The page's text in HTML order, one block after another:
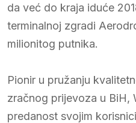
da već do kraja iduće
terminalnoj zgradi
milionitog putnika.
Pionir u pružanju
zračnog prijevoza u BiH,
predanost svojim